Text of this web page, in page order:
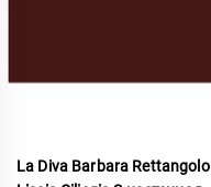
La Diva Barbara Rettangolo